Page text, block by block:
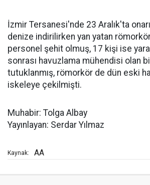
İzmir Tersanesi'nde 23 Aralık'ta
denize indirilirken yan yatan
personel şehit olmuş, 17 kişi ise
sonrası havuzlama mühendisi olan
tutuklanmış, römorkör de dün eski
iskeleye çekilmişti.
Muhabir: Tolga Albay
Yayınlayan: Serdar Yılmaz
Kaynak: AA